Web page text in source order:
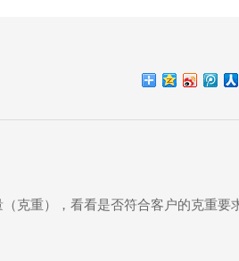
克重），看看是否符合客户的克重要